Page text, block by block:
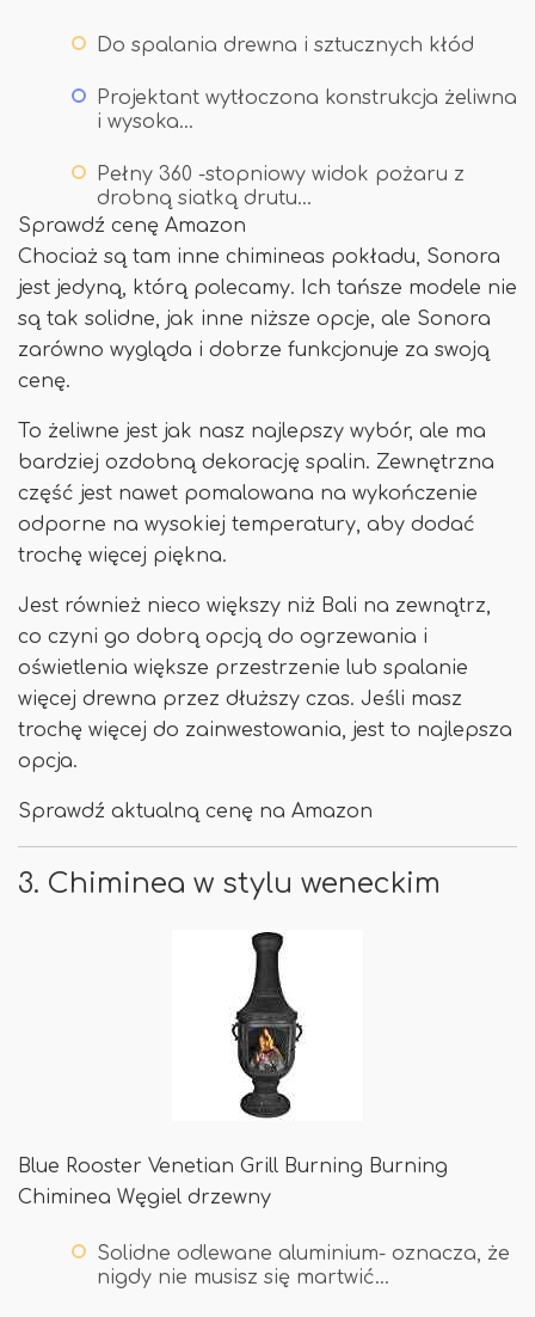
Do spalania drewna i sztucznych kłód
Projektant wytłoczona konstrukcja żeliwna
i wysoka…
Pełny 360 -stopniowy widok pożaru z
drobną siatką drutu…
Sprawdź cenę Amazon
Chociaż są tam inne chimineas pokładu, Sonora
jest jedyną, którą polecamy. Ich tańsze modele nie
są tak solidne, jak inne niższe opcje, ale Sonora
zarówno wygląda i dobrze funkcjonuje za swoją
cenę.
To żeliwne jest jak nasz najlepszy wybór, ale ma
bardziej ozdobną dekorację spalin. Zewnętrzna
część jest nawet pomalowana na wykończenie
odporne na wysokiej temperatury, aby dodać
trochę więcej piękna.
Jest również nieco większy niż Bali na zewnątrz,
co czyni go dobrą opcją do ogrzewania i
oświetlenia większe przestrzenie lub spalanie
więcej drewna przez dłuższy czas. Jeśli masz
trochę więcej do zainwestowania, jest to najlepsza
opcja.
Sprawdź aktualną cenę na Amazon
3. Chiminea w stylu weneckim
Blue Rooster Venetian Grill Burning Burning
Chiminea Węgiel drzewny
Solidne odlewane aluminium- oznacza, że ​​
nigdy nie musisz się martwić…